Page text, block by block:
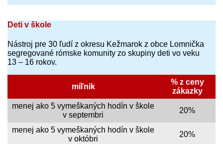
Deti v škole
Nástroj pre 30 ľudí z okresu Kežmarok z obce Lomnička
segregované rómske komunity zo skupiny deti vo veku
13 – 16 rokov.
míľnik
% z ceny
zákazky
menej ako 5 vymeškaných hodín v škole
v septembri
20%
menej ako 5 vymeškaných hodín v škole
v októbri
20%